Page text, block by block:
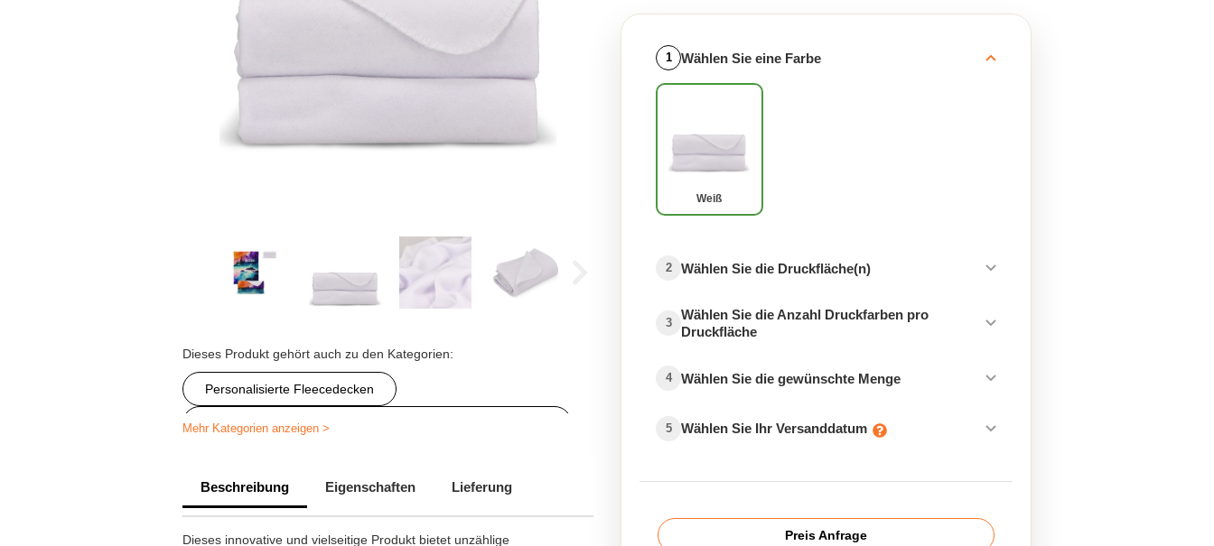
Dieses Produkt gehört auch zu den Kategorien:
Personalisierte Fleecedecken
Personalisierte Werbegeschenke für den Gesundheitssektor
Mehr Kategorien anzeigen >
Beschreibung Eigenschaften Lieferung
Dieses innovative und vielseitige Produkt bietet unzählige
1 Wählen Sie eine Farbe
Weiß
2 Wählen Sie die Druckfläche(n)
3
Wählen Sie die Anzahl Druckfarben pro
Druckfläche
4 Wählen Sie die gewünschte Menge
5 Wählen Sie Ihr Versanddatum
Preis Anfrage